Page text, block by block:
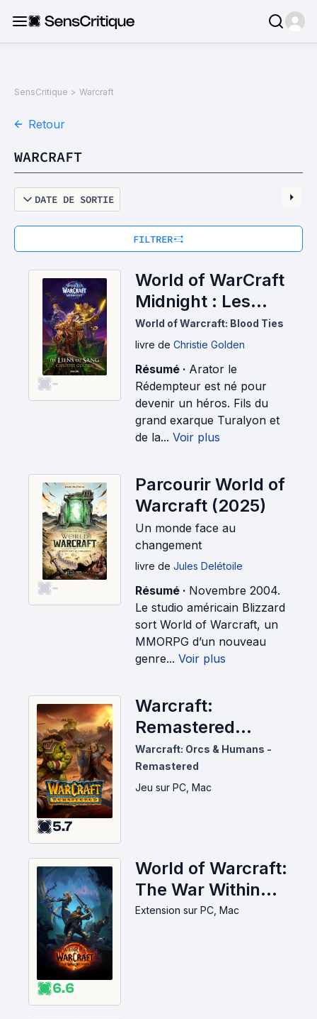
SensCritique > Warcraft
Retour
WARCRAFT
DATE DE SORTIE
FILTRER
-
World of WarCraft
Midnight : Les
Liens du sang
(2025)
World of Warcraft: Blood Ties
livre de Christie Golden
Résumé · Arator le
Rédempteur est né pour
devenir un héros. Fils du
grand exarque Turalyon et
de la... Voir plus
-
Parcourir World of
Warcraft (2025)
Un monde face au
changement
livre de Jules Delétoile
Résumé · Novembre 2004.
Le studio américain Blizzard
sort World of Warcraft, un
MMORPG d’un nouveau
genre... Voir plus
5.7
Warcraft:
Remastered
(2024)
Warcraft: Orcs & Humans -
Remastered
Jeu sur PC, Mac
6.6
World of Warcraft:
The War Within
(2024)
Extension sur PC, Mac